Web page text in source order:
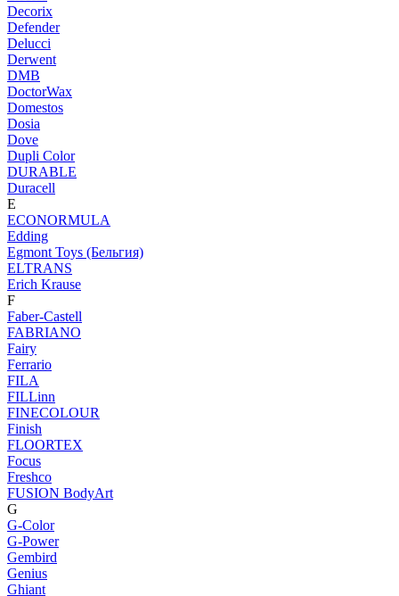
Decorix
Defender
Delucci
Derwent
DMB
DoctorWax
Domestos
Dosia
Dove
Dupli Color
DURABLE
Duracell
E
ECONORMULA
Edding
Egmont Toys (Бельгия)
ELTRANS
Erich Krause
F
Faber-Castell
FABRIANO
Fairy
Ferrario
FILA
FILLinn
FINECOLOUR
Finish
FLOORTEX
Focus
Freshco
FUSION BodyArt
G
G-Color
G-Power
Gembird
Genius
Ghiant